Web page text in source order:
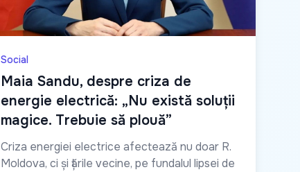
Social
Maia Sandu, despre criza de
energie electrică: „Nu există soluții
magice. Trebuie să plouă”
Criza energiei electrice afectează nu doar R.
Moldova, ci și țările vecine, pe fundalul lipsei de